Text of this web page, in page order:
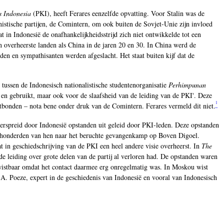
Indonesia (PKI), heeft Ferares eenzelfde opvatting. Voor Stalin was de
partijen, de Comintern, om ook buiten de Sovjet-Unie zijn invloed
in Indonesië de onafhankelijkheidsstrijd zich niet ontwikkelde tot een
landen als China in de jaren 20 en 30. In China werd de
en sympathisanten werden afgeslacht. Het staat buiten kijf dat de
de Indonesisch nationalistische studentenorganisatie Perhimpunan
gebruikt, maar ook voor de slaafsheid van de leiding van de PKI'. Deze
– nota bene onder druk van de Comintern. Ferares vermeld dit niet. 1
door Indonesië opstanden uit geleid door PKI-leden. Deze opstanden
van hen naar het beruchte gevangenkamp op Boven Digoel.
geschiedschrijving van de PKI een heel andere visie overheerst. In The
leiding over grote delen van de partij al verloren had. De opstanden waren
omdat het contact daarmee erg onregelmatig was. In Moskou wist
expert in de geschiedenis van Indonesië en vooral van Indonesisch